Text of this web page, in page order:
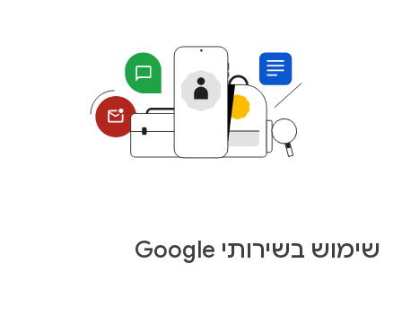
שימוש בשירותי Google